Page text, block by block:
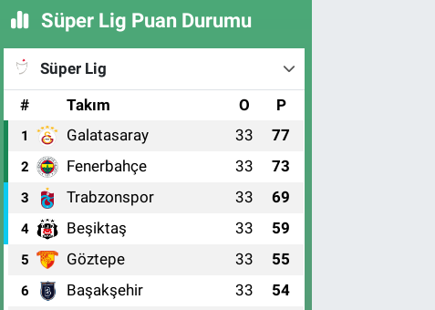
Süper Lig Puan Durumu
Süper Lig
#
Takım O P
1 Galatasaray 33 77
2 Fenerbahçe 33 73
3 Trabzonspor 33 69
4 Beşiktaş 33 59
5 Göztepe 33 55
6 Başakşehir 33 54